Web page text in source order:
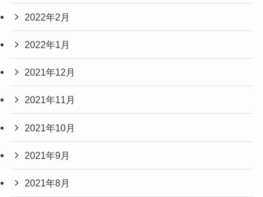
2022年2月
2022年1月
2021年12月
2021年11月
2021年10月
2021年9月
2021年8月